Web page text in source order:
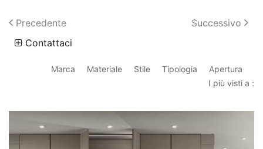
Precedente
Successivo
Contattaci
Marca Materiale Stile Tipologia
Apertura
I più visti a :